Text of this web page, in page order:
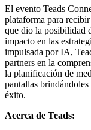
El evento Teads
plataforma para
que dio la posibilidad
impacto en las
impulsada por IA,
partners en la
la planificación de
pantallas
éxito.
Acerca de Teads: